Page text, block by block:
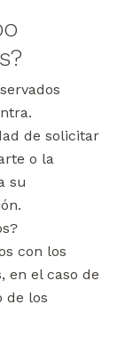
de solicitar
o la
su
con los
en el caso de
de los